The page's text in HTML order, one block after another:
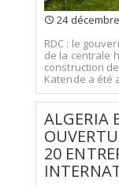
24
RDC : le
de la centrale
construction
Katende a été
ALGERIA
20